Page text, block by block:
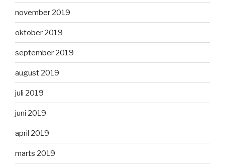
november 2019
oktober 2019
september 2019
august 2019
juli 2019
juni 2019
april 2019
marts 2019